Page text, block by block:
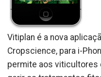
Vitiplan é a nova
Cropscience, para i-
permite aos